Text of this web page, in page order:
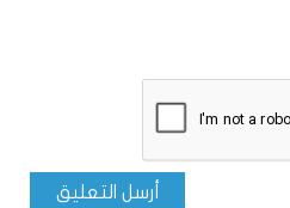
أرسل التعليق